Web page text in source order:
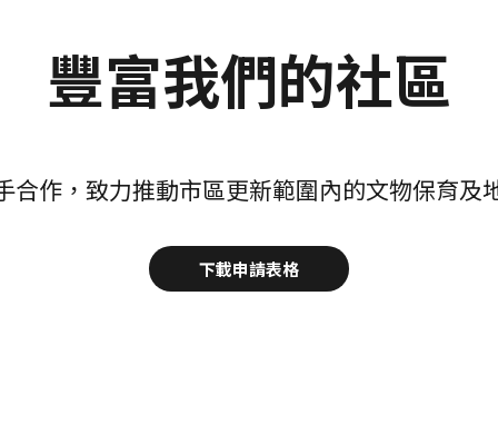
豐富我們的社區
合作，致力推動市區更新範圍內的文物保育及
下載申請表格